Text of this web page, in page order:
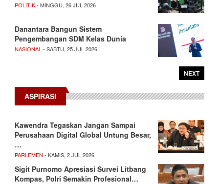
POLITIK- MINGGU, 26 JUL 2026
Danantara Bangun Sistem
Pengembangan SDM Kelas Dunia
NASIONAL - SABTU, 25 JUL 2026
NEXT
ASPIRASI
Kawendra Tegaskan Jangan Sampai
Perusahaan Digital Global Untung Besar,
…
PARLEMEN - KAMIS, 2 JUL 2026
Sigit Purnomo Apresiasi Survei Litbang
Kompas, Polri Semakin Profesional…